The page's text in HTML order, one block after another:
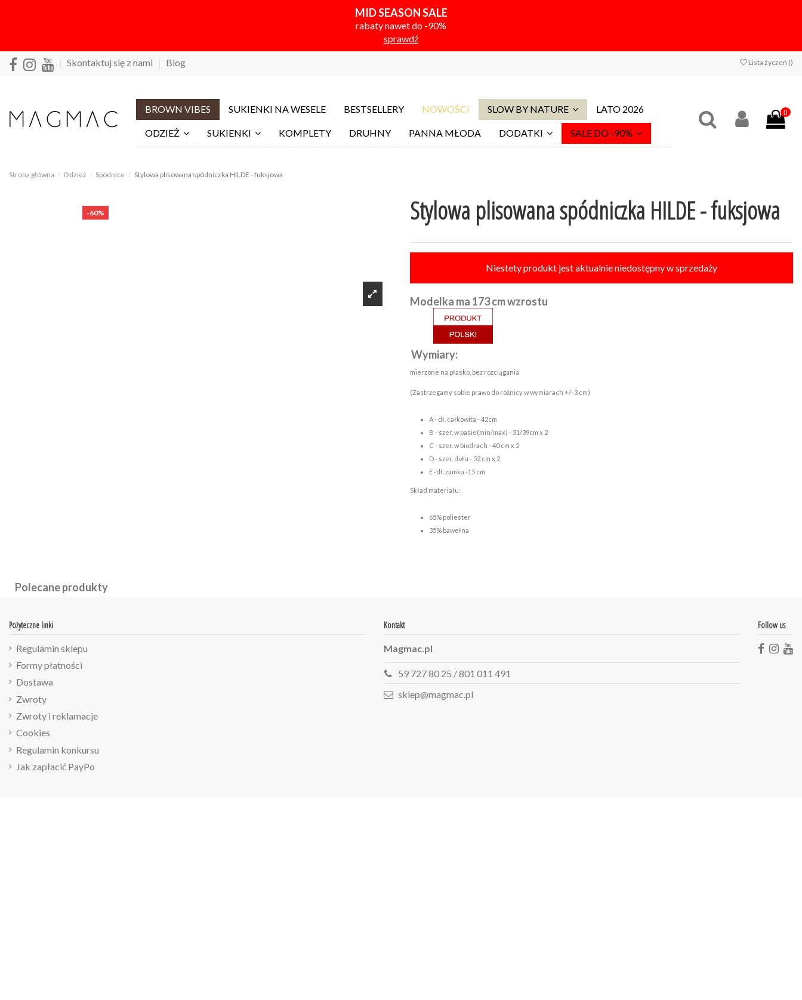
MID SEASON SALE
rabaty nawet do -90%
sprawdź
Skontaktuj się z nami Blog Lista życzeń ()
BROWN VIBES SUKIENKI NA WESELE BESTSELLERY NOWOŚCI SLOW BY NATURE LATO 2026
ODZIEŻ SUKIENKI KOMPLETY DRUHNY PANNA MŁODA DODATKI SALE DO -90%
0
Strona główna Odzież Spódnice Stylowa plisowana spódniczka HILDE - fuksjowa
-60% Stylowa plisowana spódniczka HILDE - fuksjowa
Niestety produkt jest aktualnie niedostępny w sprzedaży
Modelka ma 173 cm wzrostu
Wymiary:
mierzone na płasko, bez rozciągania
(Zastrzegamy sobie prawo do różnicy w wymiarach +/- 3 cm)
A - dł. całkowita - 42cm
B - szer. w pasie(min/max) - 31/39cm x 2
C - szer. w biodrach - 40 cm x 2
D - szer. dołu - 52 cm x 2
E -dł. zamka -15 cm
Skład materiału:
65% poliester
35% bawełna
Polecane produkty
Pożyteczne linki
Regulamin sklepu
Formy płatności
Dostawa
Zwroty
Zwroty i reklamacje
Cookies
Regulamin konkursu
Jak zapłacić PayPo
Kontakt
Magmac.pl
59 727 80 25 / 801 011 491
sklep@magmac.pl
Follow us